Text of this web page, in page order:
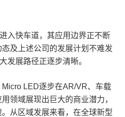
入快车道，其应用边界正不断
及上述公司的发展计划不难发
发展路径正逐步清晰。
LED逐步在AR/VR、车载
领域展现出巨大的商业潜力，
从区域发展来看，在全球新型